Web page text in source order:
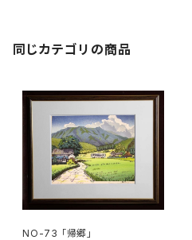
同じカテゴリの商品
NO-73 「帰郷」